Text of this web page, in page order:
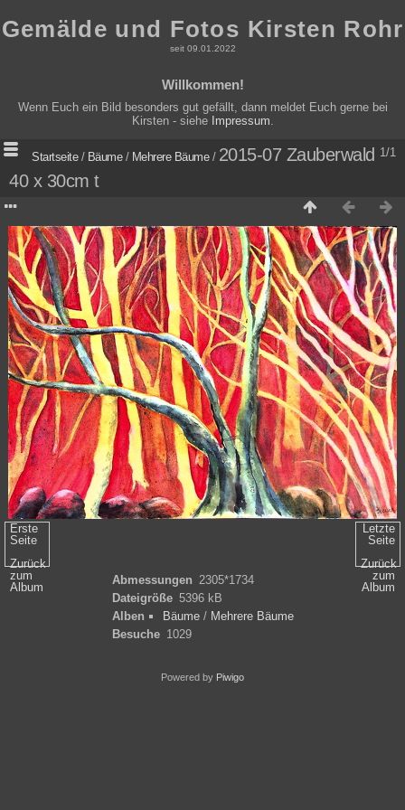
Gemälde und Fotos Kirsten Rohr
seit 09.01.2022
Willkommen!
Wenn Euch ein Bild besonders gut gefällt, dann meldet Euch gerne bei
Kirsten - siehe Impressum
1/1
Startseite/ Bäume/ Mehrere Bäume/ 2015-07 Zauberwald
40 x 30cm t
Erste
Seite
Zurück
zum
Album
Letzte
Seite
Zurück
zum
Album
Abmessungen 2305*1734
Dateigröße 5396 kB
Alben
Bäume/ Mehrere Bäume
Besuche 1029
Powered by Piwigo